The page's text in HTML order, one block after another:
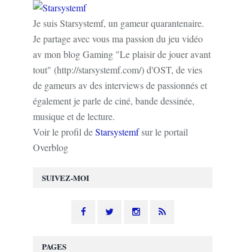
SUIVEZ-MOI
Je suis Starsystemf, un gameur quarantenaire.
Je partage avec vous ma passion du jeu vidéo
av mon blog Gaming "Le plaisir de jouer avant
tout" (http://starsystemf.com/) d'OST, de vies
de gameurs av des interviews de passionnés et
également je parle de ciné, bande dessinée,
musique et de lecture.
Voir le profil deStarsystemfsur le portail
Overblog
PAGES